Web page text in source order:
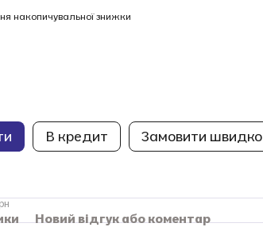
накопичувальної знижки
В кредит Замовити швидко
Новий відгук або коментар